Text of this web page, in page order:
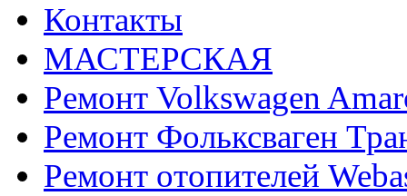
Контакты
МАСТЕРСКАЯ
Ремонт Volkswagen
Ремонт Фольксваген
Ремонт отопителей